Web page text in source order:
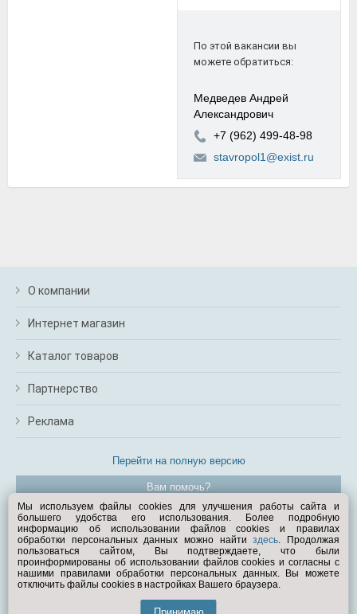
По этой вакансии вы
можете обратиться:
Медведев Андрей
Александрович
+7 (962) 499-48-98
stavropol1@exist.ru
О компании
Интернет магазин
Каталог товаров
Партнерство
Реклама
Перейти на полную версию
Вам помочь?
© Exist.ru 1998—2026
Мы используем файлы cookies для улучшения работы сайта и
большего удобства его использования. Более подробную
информацию об использовании файлов cookies и правилах
обработки персональных данных можно найтиздесь. Продолжая
пользоваться сайтом, Вы подтверждаете, что были
проинформированы об использовании файлов cookies и согласны с
нашими правилами обработки персональных данных. Вы можете
отключить файлы cookies в настройках Вашего браузера.